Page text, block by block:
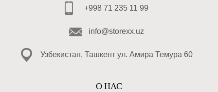
+998 71 235 11 99
info@storexx.uz
Узбекистан, Ташкент ул. Амира Темура 60
О НАС